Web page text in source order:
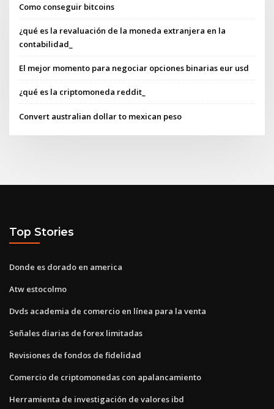
Como conseguir bitcoins
¿qué es la revaluación de la moneda extranjera en la
contabilidad_
El mejor momento para negociar opciones binarias eur usd
¿qué es la criptomoneda reddit_
Convert australian dollar to mexican peso
Top Stories
Donde es dorado en america
Atw estocolmo
Dvds academia de comercio en línea para la venta
Señales diarias de forex limitadas
Revisiones de fondos de fidelidad
Comercio de criptomonedas con apalancamiento
Herramienta de investigación de valores ibd